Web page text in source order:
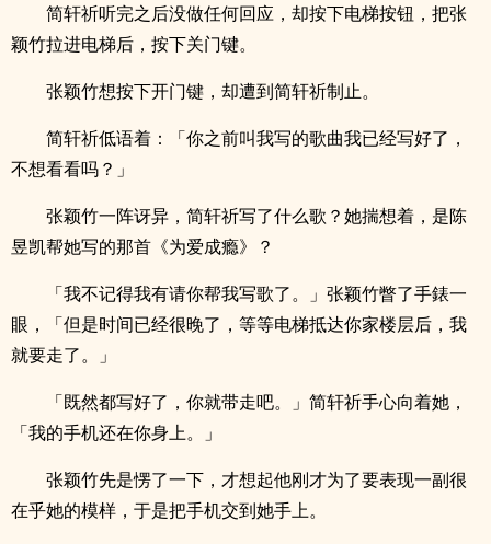
简轩祈听完之后没做任何回应，却按下电梯按钮，把张
颖竹拉进电梯后，按下关门键。
张颖竹想按下开门键，却遭到简轩祈制止。
简轩祈低语着：「你之前叫我写的歌曲我已经写好了，
不想看看吗？」
张颖竹一阵讶异，简轩祈写了什么歌？她揣想着，是陈
昱凯帮她写的那首《为爱成瘾》？
「我不记得我有请你帮我写歌了。」张颖竹瞥了手錶一
眼，「但是时间已经很晚了，等等电梯抵达你家楼层后，我
就要走了。」
「既然都写好了，你就带走吧。」简轩祈手心向着她，
「我的手机还在你身上。」
张颖竹先是愣了一下，才想起他刚才为了要表现一副很
在乎她的模样，于是把手机交到她手上。